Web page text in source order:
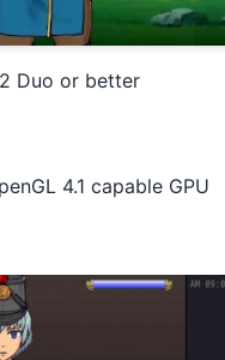
Duo or better
4.1 capable GPU